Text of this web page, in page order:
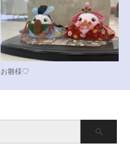
お雛様♡